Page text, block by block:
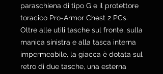
paraschiena di tipo G e il protettore
toracico Pro-Armor Chest 2 PCs.
Oltre alle utili tasche sul fronte, sulla
manica sinistra e alla tasca interna
impermeabile, la giacca è dotata sul
retro di due tasche, una esterna